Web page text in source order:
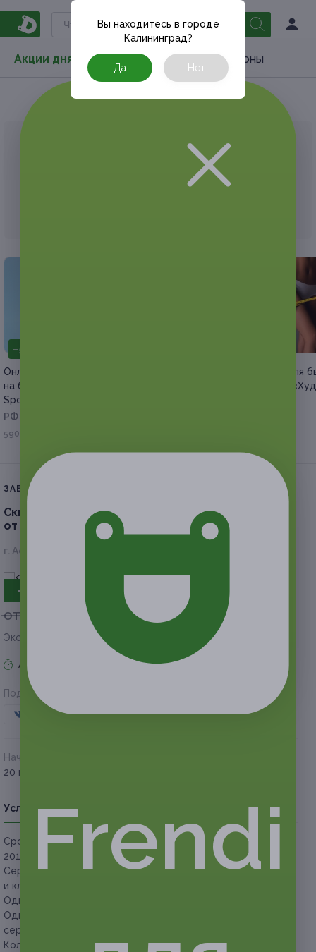
Акции дня Товары Туризм РестоКупоны
Вы находитесь в городе
Калининград?
Да Нет
Йога
АКЦИЯ, КОТОРУЮ ВЫ ИСКАЛИ, ЗАВЕРШЕНА.
К сожалению, выгодные акции быстро
–50%
Онлайн-интенсивы для женщин
на базе умного фитнеса «Матур
Sport»
РФ
590 руб.
Программа питания для
похудения от школы
ЗАВЕРШЁННАЯ АКЦИЯ
Скидка до 51%
на абонемент на занятия йогой
от центра йоги «Гаури»
г. Астрахань, ул. Свердлова, д. 15, 4 этаж
- 50%
от 1 600 руб. от 800 руб.
Экономия от 800 руб.
Акция завершена
Поделиться с друзьями
Начало действия
20 ноября 2018 г.
Условия Описание Вопросы
Срок действия сертификатов:
с 20 ноября
2018 г. до 15 января 2019 г. (включительно).
Сертификат действует для новых посетителей
и клиентов, не посещавших центр более 6 месяцев.
Один сертификат действует для одного человека.
Один человек может купить неограниченное количество
сертификатов в подарок.
Количество мест ограничено.
Frendi